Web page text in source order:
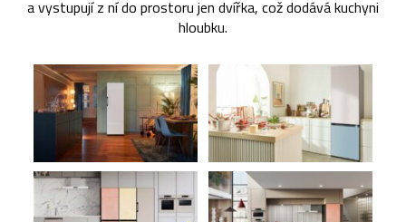
a vystupují z ní do prostoru jen dvířka, což dodává kuchyni
hloubku.